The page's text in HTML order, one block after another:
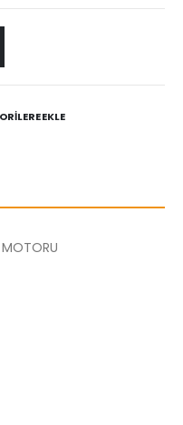
EKLE
MOTORU